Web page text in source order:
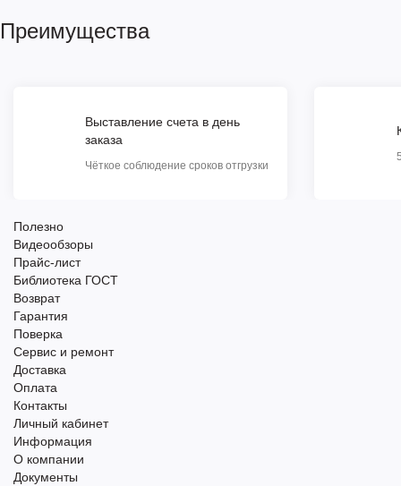
Преимущества
Выставление счета в день
заказа
Чёткое соблюдение сроков отгрузки
Полезно
Видеообзоры
Прайс-лист
Библиотека ГОСТ
Возврат
Гарантия
Поверка
Сервис и ремонт
Доставка
Оплата
Контакты
Личный кабинет
Информация
О компании
Документы